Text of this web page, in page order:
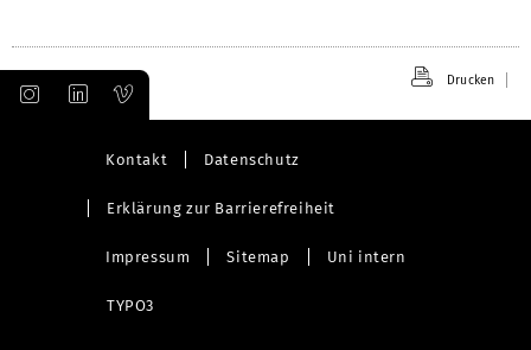
Drucken
Kontakt Datenschutz
Erklärung zur Barrierefreiheit
Impressum Sitemap Uni intern
TYPO3